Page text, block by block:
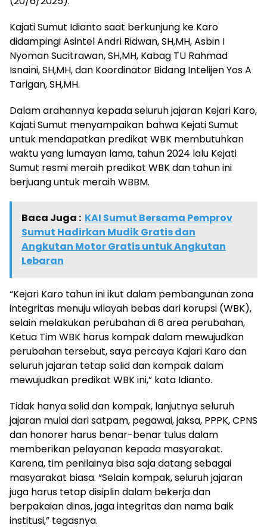
Kajati Sumut Idianto saat berkunjung ke Karo
didampingi Asintel Andri Ridwan, SH,MH, Asbin I
Nyoman Sucitrawan, SH,MH, Kabag TU Rahmad
Isnaini, SH,MH, dan Koordinator Bidang Intelijen Yos A
Tarigan, SH,MH.
Dalam arahannya kepada seluruh jajaran Kejari Karo,
Kajati Sumut menyampaikan bahwa Kejati Sumut
untuk mendapatkan predikat WBK membutuhkan
waktu yang lumayan lama, tahun 2024 lalu Kejati
Sumut resmi meraih predikat WBK dan tahun ini
berjuang untuk meraih WBBM.
Baca Juga : KAI Sumut Bersama Pemprov
Sumut Hadirkan Mudik Gratis dan
Angkutan Motor Gratis untuk Angkutan
Lebaran
“Kejari Karo tahun ini ikut dalam pembangunan zona
integritas menuju wilayah bebas dari korupsi (WBK),
selain melakukan perubahan di 6 area perubahan,
Ketua Tim WBK harus kompak dalam mewujudkan
perubahan tersebut, saya percaya Kajari Karo dan
seluruh jajaran tetap solid dan kompak dalam
mewujudkan predikat WBK ini,” kata Idianto.
Tidak hanya solid dan kompak, lanjutnya seluruh
jajaran mulai dari satpam, pegawai, jaksa, PPPK, CPNS
dan honorer harus benar-benar tulus dalam
memberikan pelayanan kepada masyarakat.
Karena, tim penilainya bisa saja datang sebagai
masyarakat biasa. “Selain kompak, seluruh jajaran
juga harus tetap disiplin dalam bekerja dan
berpakaian dinas, jaga integritas dan nama baik
institusi,” tegasnya.